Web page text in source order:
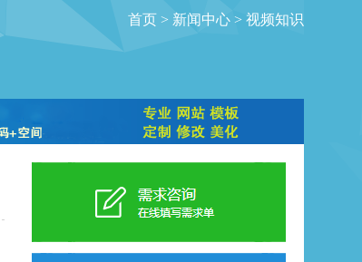
首页 > 新闻中心 > 视频知识